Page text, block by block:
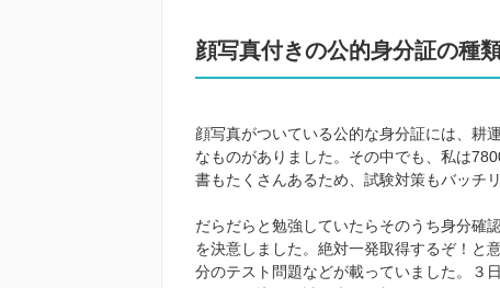
顔写真付きの公的身分証の種
顔写真がついている公的な身分証には、耕
なものがありました。その中でも、私は
書もたくさんあるため、試験対策もバッチ
だらだらと勉強していたらそのうち身分確
を決意しました。絶対一発取得するぞ！と
分のテスト問題などが載っていました。３